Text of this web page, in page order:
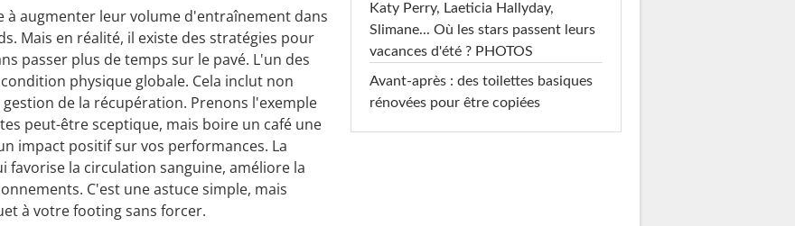
à augmenter leur volume d'entraînement dans
Mais en réalité, il existe des stratégies pour
passer plus de temps sur le pavé. L'un des
physique globale. Cela inclut non
de la récupération. Prenons l'exemple
peut-être sceptique, mais boire un café une
impact positif sur vos performances. La
favorise la circulation sanguine, améliore la
C'est une astuce simple, mais
à votre footing sans forcer.
Katy Perry, Laeticia Hallyday,
Slimane... Où les stars passent leurs
vacances d'été ? PHOTOS
Avant-après : des toilettes basiques
rénovées pour être copiées